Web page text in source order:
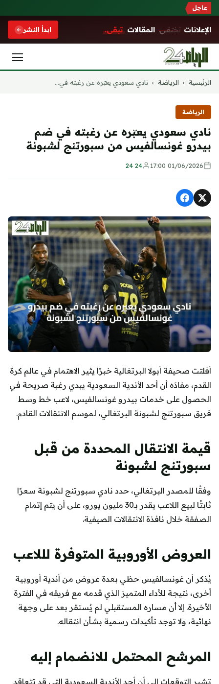
عاجل
الإعلانات تختفي. المقالات تبقى. ابدأ النشر
التجاوز
الرئيسية › الرياضة › نادي سعودي يعبّره عن رغبته في...
الرياضة
نادي سعودي يعبّره عن رغبته في ضم
بيدرو غونسالفيس من سبورتنج لشبونة
01/06/2026 17:00
24 24
أفلتت صحيفة أبولا البرتغالية خبرًا يثير الاهتمام في عالم كرة
القدم، مفادَه أن أحد الأندية السعودية يبدي رغبة صريحة في
الحصول على خدمات بيدرو غونسالفيس، لاعب خط وسط
فريق سبورتنج لشبونة البرتغالي، لموسم الانتقالات القادم.
قيمة الانتقال المحددة من قبل
سبورتنج لشبونة
وفقًا للمصدر البرتغالي، حدد نادي سبورتنج لشبونة سعرًا
ثابتًا لبيع اللاعب يقدر بـ30 مليون يورو، على أن يتم إتمام
الصفقة خلال نافذة الانتقالات الصيفية.
العروض الأوروبية المتوفرة لللاعب
يُذكر أن غونسالفيس حظي بعدة عروض من أندية أوروبية
أخرى، نتيجة للأداء المتميز الذي قدمه مع فريقه في الفترة
الأخيرة. إلا أن مساره المستقبلي لم يُستقر بعد على وجهة
نهائية، ولا توجد تأكيدات رسمية بشأن انتقاله.
المرشح المحتمل للانضمام إليه
تشير التوقعات إلى أن أحد الأندية السعودية التي قد تتعاقد